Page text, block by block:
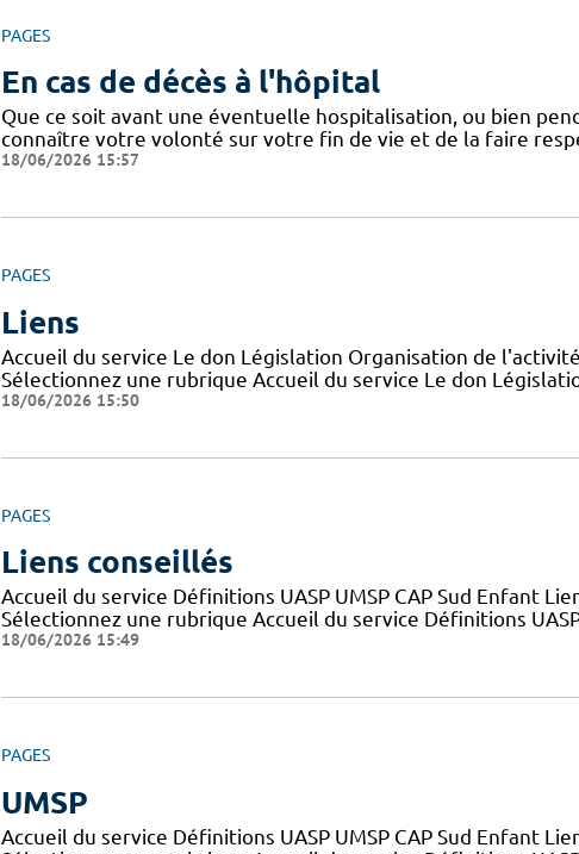
PAGES
En cas de décès à l'hôpital
Que ce soit avant une éventuelle hospitalisation, ou bien
connaître votre volonté sur votre fin de vie et de la faire
18/06/2026 15:57
PAGES
Liens
Accueil du service Le don Législation Organisation de
Sélectionnez une rubrique Accueil du service Le don
18/06/2026 15:50
PAGES
Liens conseillés
Accueil du service Définitions UASP UMSP CAP Sud Enfant
Sélectionnez une rubrique Accueil du service Définitions
18/06/2026 15:49
PAGES
UMSP
Accueil du service Définitions UASP UMSP CAP Sud Enfant